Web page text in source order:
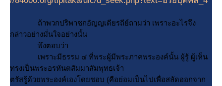
ถ้าพวกปริพาชกอัญญเดียรถีย์ถามว่า เพราะอะไรจึง
กล่าวอย่างมั่นใจอย่างนั้น
พึงตอบว่า
เพราะมีธรรม ๔ ที่พระผู้มีพระภาคพระองค์นั้น ผู้รู้ ผู้เห็น
ทรงเป็นพระอรหันตสัมมาสัมพุทธเจ้า
ตรัสรู้ด้วยพระองค์เองโดยชอบ (คือย่อมเป็นไปเพื่อสลัดออกจาก